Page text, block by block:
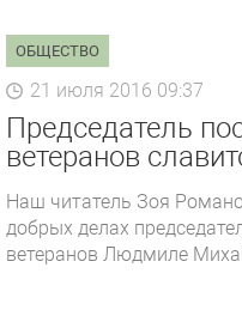
ОБЩЕСТВО
21 июля 2016 09:37
Председатель
ветеранов
Наш читатель Зоя
добрых делах
ветеранов Людмиле